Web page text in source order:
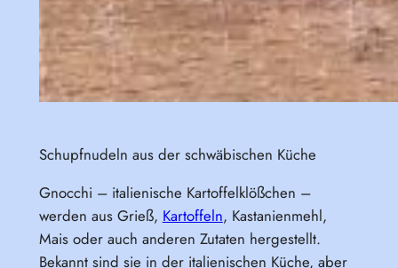
Schupfnudeln aus der schwäbischen Küche
Gnocchi – italienische Kartoffelklößchen –
werden aus Grieß, Kartoffeln, Kastanienmehl,
Mais oder auch anderen Zutaten hergestellt.
Bekannt sind sie in der italienischen Küche, aber